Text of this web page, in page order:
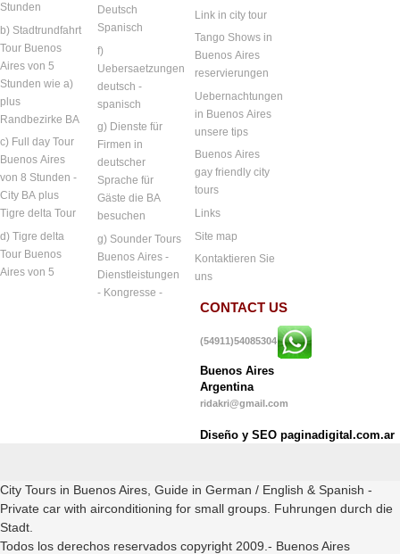
Stunden
b) Stadtrundfahrt
Tour Buenos
Aires von 5
Stunden wie a)
plus
Randbezirke BA
c) Full day Tour
Buenos Aires
von 8 Stunden -
City BA plus
Tigre delta Tour
d) Tigre delta
Tour Buenos
Aires von 5
Deutsch
Spanisch
f)
Uebersaetzungen
deutsch -
spanisch
g) Dienste für
Firmen in
deutscher
Sprache für
Gäste die BA
besuchen
g) Sounder Tours
Buenos Aires -
Dienstleistungen
- Kongresse -
Link in city tour
Tango Shows in
Buenos Aires
reservierungen
Uebernachtungen
in Buenos Aires
unsere tips
Buenos Aires
gay friendly city
tours
Links
Site map
Kontaktieren Sie
uns
CONTACT US
(54911)54085304
Buenos Aires
Argentina
ridakri@gmail.com
Diseño y SEO paginadigital.com.ar
City Tours in Buenos Aires, Guide in German / English & Spanish -
Private car with airconditioning for small groups. Fuhrungen durch die
Stadt.
Todos los derechos reservados copyright 2009.- Buenos Aires